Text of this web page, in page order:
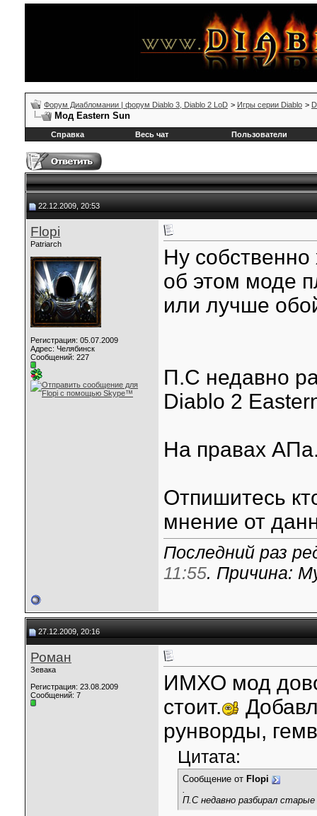
Форум Диабломании | форум Diablo 3, Diablo 2 LoD > Игры серии Diablo >
Мод Eastern Sun
Справка Весь чат Пользователи
22.12.2009, 20:53
Flopi
Patriarch
Регистрация: 05.07.2009
Адрес: Челябинск
Сообщений: 227
Ну
об этом моде
или лучше
П.С недавно
Diablo 2
На правах
Отпишитесь
мнение от
Последний раз
11:55. Причина:
27.12.2009, 20:16
Роман
Зевака
Регистрация: 23.08.2009
Сообщений: 7
ИМХО мод
стоит.
рунворды,
Цитата:
Сообщение от Flopi
.
П.С недавно разбирал